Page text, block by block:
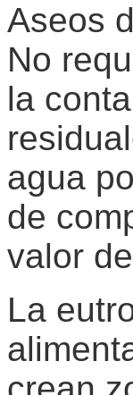
Aseos
No
la
agua
de
valor
La